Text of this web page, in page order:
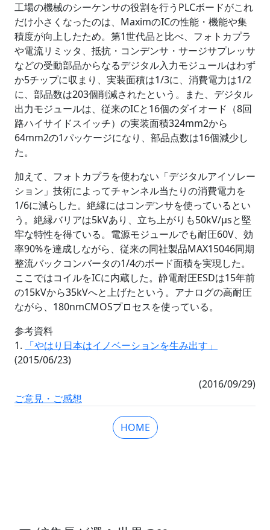
工場の機械のシーケンサの役割を行うPLCボードがこれ
だけ小さくなったのは、MaximのICの性能・機能や集
積度が向上したため。第1世代品と比べ、フォトカプラ
や電流リミッタ、抵抗・コンデンサ・サージサプレッサ
などの受動部品からなるデジタル入力モジュールはわず
か5チップに収まり、実装面積は1/3に、消費電力は1/2
に、部品数は203個削減されたという。また、デジタル
出力モジュールは、従来のICと16個のダイオード（8回
路ハイサイドスイッチ）の実装面積324mm2から
64mm2の1パッケージになり、部品点数は16個減少し
た。
加えて、フォトカプラを使わない「デジタルアイソレー
ション」技術によってチャンネル当たりの消費電力を
1/6に減らした。絶縁にはコンデンサを使っているとい
う。絶縁バリアは5kVあり、立ち上がりも50kV/μsと堅
牢な特性を得ている。電源モジュールでも耐圧60V、効
率90%を達成しながら、従来の同社製品MAX15046同期
整流バックコンバータの1/4のボード面積を実現した。
ここではコイルをICに内蔵した。静電耐圧ESDは15年前
の15kVから35kVへと上げたという。アナログの高耐圧
ながら、180nmCMOSプロセスを使っている。
参考資料
1.
「やはり日本はイノベーションを生み出す」
(2015/06/23)
(2016/09/29)
ご意見・ご感想
HOME